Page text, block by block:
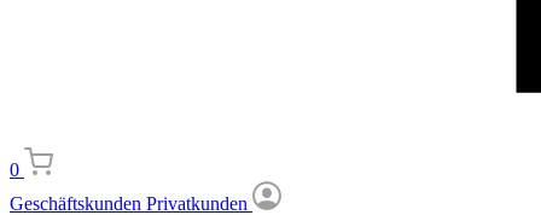
0
Geschäftskunden Privatkunden